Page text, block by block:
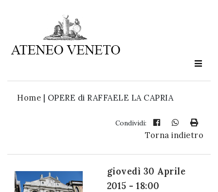
Home | OPERE di RAFFAELE LA CAPRIA
Condividi:
Torna indietro
giovedì 30 Aprile
2015 - 18:00
Ateneo
è
cultura
newsletter: